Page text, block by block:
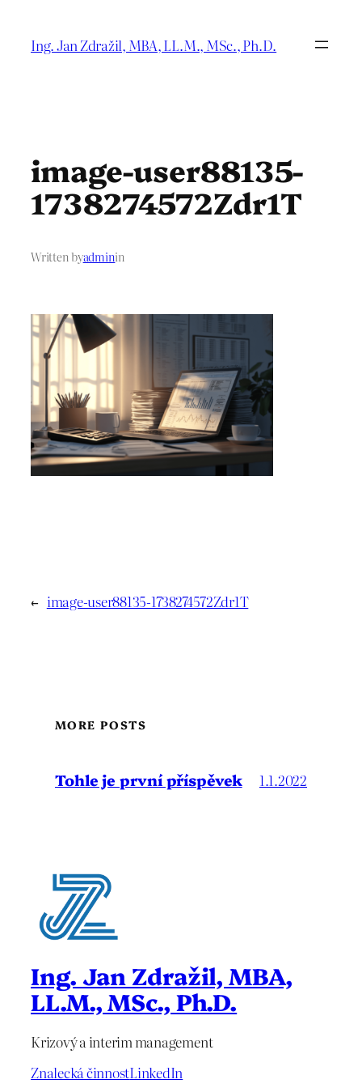
obsahIng. Jan Zdražil, MBA, LL.M., MSc., Ph.D.
image-user88135-
1738274572Zdr1T
Written byadminin
← image-user88135-1738274572Zdr1T
MORE POSTS
Tohle je první příspěvek 1.1.2022
Ing. Jan Zdražil, MBA,
LL.M., MSc., Ph.D.
Krizový a interim management
Znalecká činnostLinkedIn